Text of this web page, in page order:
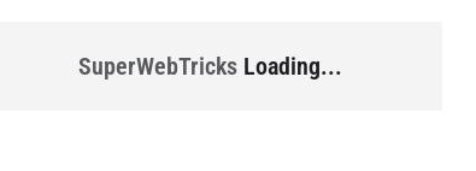
SuperWebTricksLoading...